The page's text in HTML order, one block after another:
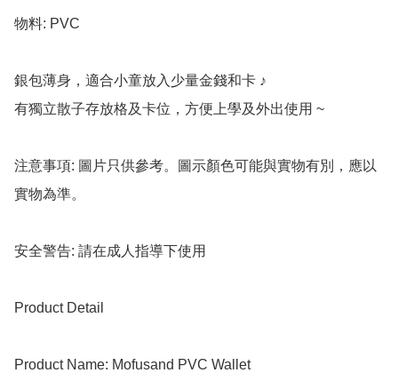
物料: PVC
銀包薄身，適合小童放入少量金錢和卡 ♪
有獨立散子存放格及卡位，方便上學及外出使用 ~
注意事項: 圖片只供參考。圖示顏色可能與實物有別，應以
實物為準。
安全警告: 請在成人指導下使用
Product Detail
Product Name: Mofusand PVC Wallet